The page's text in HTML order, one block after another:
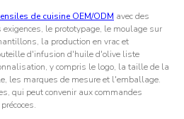
de cuisine OEM/ODM avec des
le prototypage, le moulage sur
la production en vrac et
d'infusion d'huile d'olive liste
y compris le logo, la taille de la
les marques de mesure et l'emballage.
qui peut convenir aux commandes